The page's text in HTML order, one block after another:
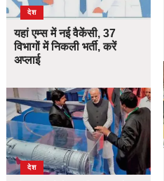
देश
यहां एम्स में नई वैकेंसी, 37
विभागों में निकली भर्ती, करें
अप्लाई
देश